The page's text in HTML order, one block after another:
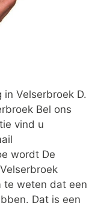
Velserbroek D.
Bel ons
vind u
wordt De
te weten dat een
Dat is een